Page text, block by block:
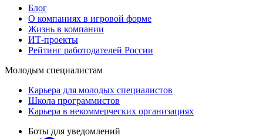
Блог
О компаниях в игровой форме
Жизнь в компании
ИТ-проекты
Рейтинг работодателей России
Молодым специалистам
Карьера для молодых специалистов
Школа программистов
Карьера в некоммерческих организациях
Боты для уведомлений